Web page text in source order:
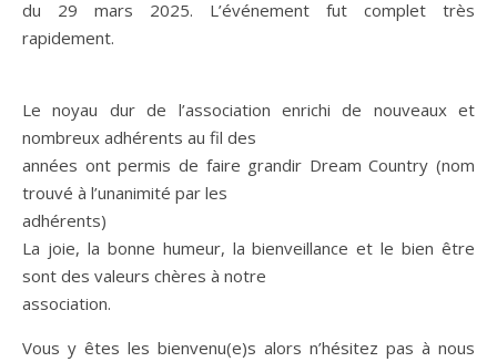
du 29 mars 2025. L’événement fut complet très
rapidement.
Le noyau dur de l’association enrichi de nouveaux et
nombreux adhérents au fil des
années ont permis de faire grandir Dream Country (nom
trouvé à l’unanimité par les
adhérents)
La joie, la bonne humeur, la bienveillance et le bien être
sont des valeurs chères à notre
association.
Vous y êtes les bienvenu(e)s alors n’hésitez pas à nous